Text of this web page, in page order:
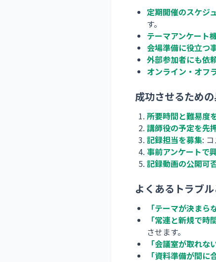
定期開催のスケジ
す。
テーマアンケート
会場準備に役立つ
外部参加者にも依
オンライン・オフ
成功させるため
所要時間と難易度
講師役の予定を先
記録担当を募集:
事前アンケートで
記録動画の公開可
よくあるトラブ
「テーマが決まら
「常連と新規で時
させます。
「会議室が取れな
「資料準備が間に